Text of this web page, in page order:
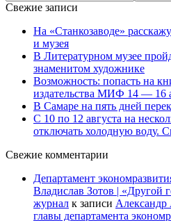
Свежие записи
На «Станкозаводе»
и музея
В Литературном музее
знаменитом художнике
Возможность: попасть на
издательства МИФ 14 — 16
В Самаре на пять дней
С 10 по 12 августа на
отключать холодную воду.
Свежие комментарии
Департамент
Владислав Зотов | «Другой
журнал к записи Александр
главы департамента